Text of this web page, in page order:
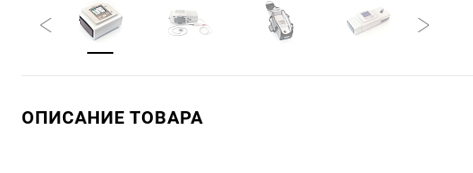
ОПИСАНИЕ ТОВАРА